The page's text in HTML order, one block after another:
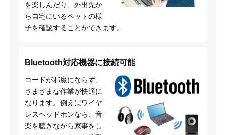
を楽しんだり、外出先か
ら自宅にいるペットの様
子を確認することができます。
Bluetooth対応機器に接続可能
コードが邪魔にならず、
さまざまな作業が快適に
なります。例えばワイヤ
レスヘッドホンなら、音
楽を聴きながら家事をし